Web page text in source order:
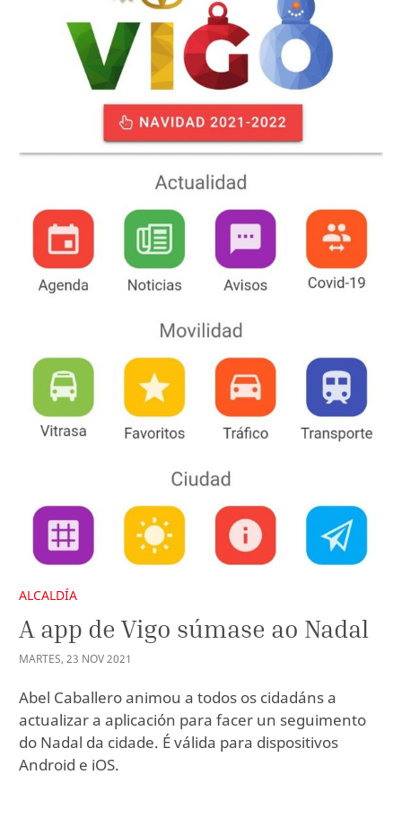
ALCALDÍA
A app de Vigo súmase ao Nadal
MARTES, 23 NOV2021
Abel Caballero animou a todos os cidadáns a
actualizar a aplicación para facer un seguimento
do Nadal da cidade. É válida para dispositivos
Android e iOS.